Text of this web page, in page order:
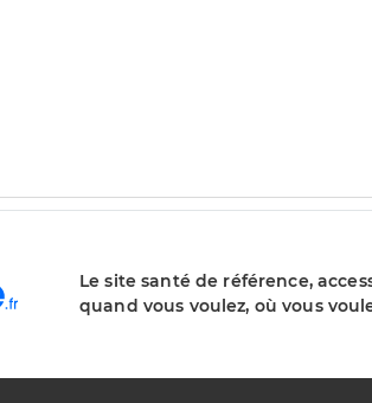
Le site santé de référence,
quand vous voulez, où vous